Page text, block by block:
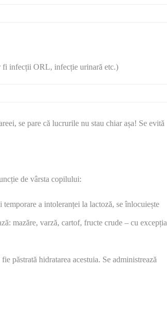
fi infecții ORL, infecție urinară etc.)
copilul prezintî retard de creștere)
se pare că lucrurile nu stau chiar așa! Se evită
de vârsta copilului:
a intoleranței la lactoză, se înlocuiește
mazăre, varză, cartof, fructe crude – cu excepția
păstrată hidratarea acestuia. Se administrează